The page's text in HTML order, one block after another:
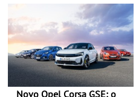
presidente da República
Francesa
Novo Opel Corsa GSE: o